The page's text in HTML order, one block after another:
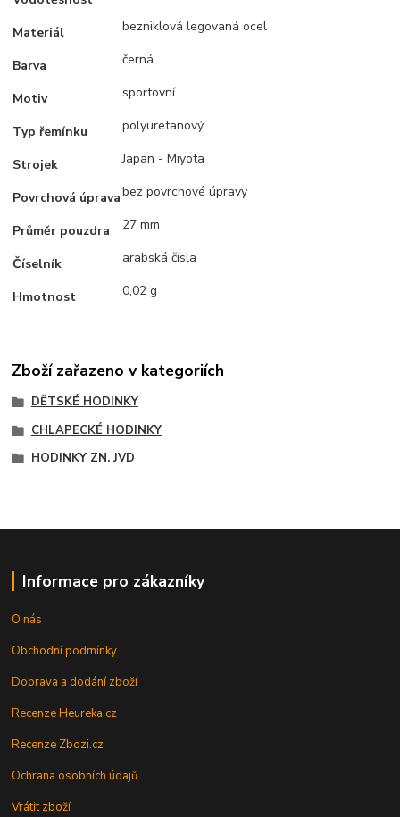
Materiál bezniklová legovaná ocel
Barva černá
Motiv sportovní
Typ řemínku polyuretanový
Strojek Japan - Miyota
Povrchová úpravabez povrchové úpravy
Průměr pouzdra 27 mm
Číselník arabská čísla
Hmotnost 0,02 g
Zboží zařazeno v kategoriích
DĚTSKÉ HODINKY
CHLAPECKÉ HODINKY
HODINKY ZN. JVD
Informace pro zákazníky
O nás
Obchodní podmínky
Doprava a dodání zboží
Recenze Heureka.cz
Recenze Zbozi.cz
Ochrana osobních údajů
Vrátit zboží